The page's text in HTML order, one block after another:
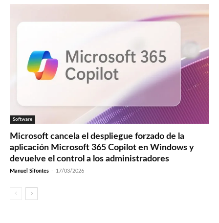
Software
Microsoft cancela el despliegue forzado de la
aplicación Microsoft 365 Copilot en Windows y
devuelve el control a los administradores
Manuel Sifontes - 17/03/2026